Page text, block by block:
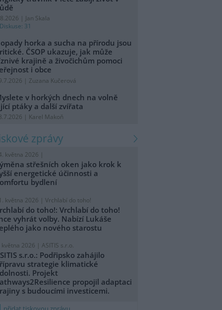
| Jan Skala
Diskuse: 31
horka a sucha na přírodu jsou
ČSOP ukazuje, jak může
krajině a živočichům pomoci
i obce
| Zuzana Kučerová
v horkých dnech na volně
ptáky a další zvířata
| Karel Makoň
zprávy
května 2026 |
střešních oken jako krok k
energetické účinnosti a
bydlení
května 2026 | Vrchlabí do toho!
do toho!: Vrchlabí do toho!
vyhrát volby. Nabízí Lukáše
jako nového starostu
května 2026 | ASITIS s.r.o.
s.r.o.: Podřipsko zahájilo
strategie klimatické
Projekt
propojil adaptaci
s budoucími investicemi.